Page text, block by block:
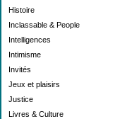
Histoire
Inclassable & People
Intelligences
Intimisme
Invités
Jeux et plaisirs
Justice
Livres & Culture